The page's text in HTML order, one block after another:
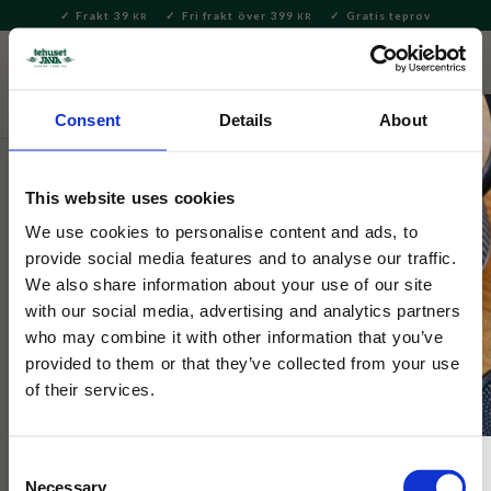
Consent Details About
This website uses cookies
We use cookies to personalise content and ads, to
provide social media features and to analyse our traffic.
We also share information about your use of our site
with our social media, advertising and analytics partners
who may combine it with other information that you’ve
provided to them or that they’ve collected from your use
of their services.
Necessary
Meny
Frakt 39 KR Fri frakt över 399 KR Gratis teprov
Servering & Dukning
Selected by Tehuset Java
Cup Joy Stone
Grå mugg i porslin.